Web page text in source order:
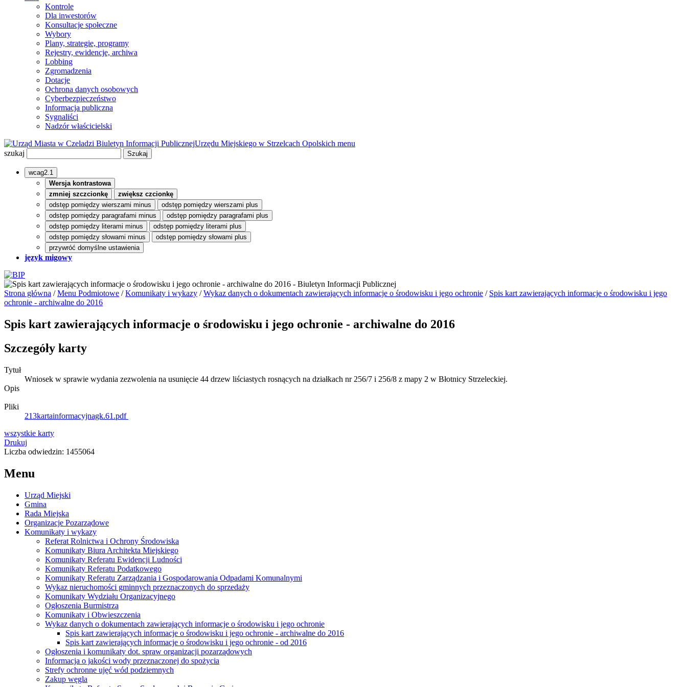
Kontrole
Dla inwestorów
Konsultacje społeczne
Wybory
Plany, strategie, programy
Rejestry, ewidencje, archiwa
Lobbing
Zgromadzenia
Dotacje
Ochrona danych osobowych
Cyberbezpieczeństwo
Informacja publiczna
Sygnaliści
Nadzór właścicielski
Biuletyn Informacji PublicznejUrzędu Miejskiego w Strzelcach Opolskich menu
szukaj
wcag2.1
Wersja kontrastowa
zmniej szczcionkę
zwiększ czcionkę
odstęp pomiędzy wierszami minus
odstęp pomiędzy wierszami plus
odstęp pomiędzy paragrafami minus
odstęp pomiędzy paragrafami plus
odstęp pomiędzy literami minus
odstęp pomiędzy literami plus
odstęp pomiędzy słowami minus
odstęp pomiędzy słowami plus
przywróć domyślne ustawienia
język migowy
Strona główna /Menu Podmiotowe /Komunikaty i wykazy /Wykaz danych o dokumentach zawierających informacje o środowisku i jego ochronie / Spis kart zawierających informacje o środowisku i jego
ochronie - archiwalne do 2016
Spis kart zawierających informacje o środowisku i jego ochronie - archiwalne do 2016
Szczegóły karty
Tytuł
Wniosek w sprawie wydania zezwolenia na usunięcie 44 drzew liściastych rosnących na działkach nr 256/7 i 256/8 z mapy 2 w Błotnicy Strzeleckiej.
Opis
Pliki
213kartainformacyjnagk.61.pdf
wszystkie karty
Drukuj
Liczba odwiedzin: 1455064
Menu
Urząd Miejski
Gmina
Rada Miejska
Organizacje Pozarządowe
Komunikaty i wykazy
Referat Rolnictwa i Ochrony Środowiska
Komunikaty Biura Architekta Miejskiego
Komunikaty Referatu Ewidencji Ludności
Komunikaty Referatu Podatkowego
Komunikaty Referatu Zarządzania i Gospodarowania Odpadami Komunalnymi
Wykaz nieruchomości gminnych przeznaczonych do sprzedaży
Komunikaty Wydziału Organizacyjnego
Ogłoszenia Burmistrza
Komunikaty i Obwieszczenia
Wykaz danych o dokumentach zawierających informacje o środowisku i jego ochronie
Spis kart zawierających informacje o środowisku i jego ochronie - archiwalne do 2016
Spis kart zawierających informacje o środowisku i jego ochronie - od 2016
Ogłoszenia i komunikaty dot. spraw organizacji pozarządowych
Informacja o jakości wody przeznaczonej do spożycia
Strefy ochronne ujęć wód podziemnych
Zakup węgla